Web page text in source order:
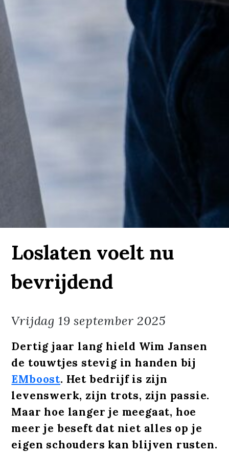
Loslaten voelt nu
bevrijdend
Vrijdag 19 september 2025
Dertig jaar lang hield Wim Jansen
de touwtjes stevig in handen bij
EMboost. Het bedrijf is zijn
levenswerk, zijn trots, zijn passie.
Maar hoe langer je meegaat, hoe
meer je beseft dat niet alles op je
eigen schouders kan blijven rusten.